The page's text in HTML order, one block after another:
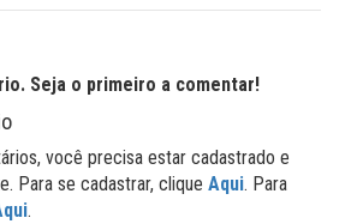
Seja o primeiro a comentar!
você precisa estar cadastrado e
Para se cadastrar, clique Aqui. Para
.